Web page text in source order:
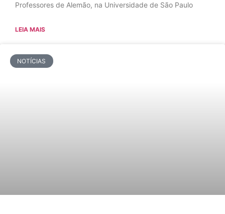
Professores de Alemão, na Universidade de São Paulo
LEIA MAIS
NOTÍCIAS